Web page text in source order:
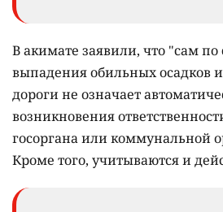
В акимате заявили, что "сам по
выпадения обильных осадков
дороги не означает
возникновения
госоргана или коммунальной
Кроме того, учитываются и